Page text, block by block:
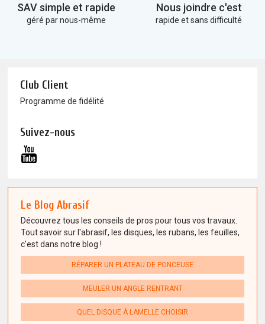
SAV simple et rapide
géré par nous-même
Nous joindre c'est
rapide et sans difficulté
Club Client
Programme de fidélité
Suivez-nous
Le Blog Abrasif
Découvrez tous les conseils de pros pour tous vos travaux.
Tout savoir sur l'abrasif, les disques, les rubans, les feuilles,
c'est dans notre blog !
RÉPARER UN PLATEAU DE PONCEUSE
MEULER UN ANGLE RENTRANT
QUEL DISQUE À LAMELLE CHOISIR